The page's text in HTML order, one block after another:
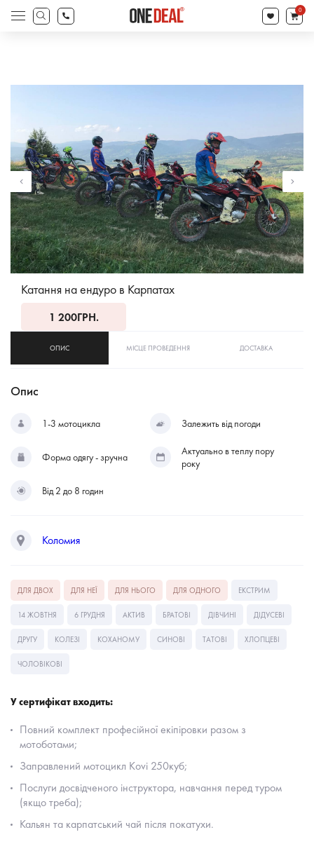
search
Products
search
0
Катання на ендуро в Карпатах
1 200ГРН.
ОПИС МІСЦЕ ПРОВЕДЕННЯ ДОСТАВКА
Опис
1-3 мотоцикла Залежить від погоди
Форма одягу - зручна
Актуально в теплу пору
року
Від 2 до 8 годин
Коломия
ДЛЯ ДВОХ ДЛЯ НЕЇ ДЛЯ НЬОГО ДЛЯ ОДНОГО ЕКСТРИМ
14 ЖОВТНЯ 6 ГРУДНЯ АКТИВ БРАТОВІ ДІВЧИНІ ДІДУСЕВІ
ДРУГУ КОЛЕЗІ КОХАНОМУ СИНОВІ ТАТОВІ ХЛОПЦЕВІ
ЧОЛОВІКОВІ
У сертифікат входить:
Повний комплект професійної екіпіровки разом з
мотоботами;
Заправлений мотоцикл Кovі 250куб;
Послуги досвідченого інструктора, навчання перед туром
(якщо треба);
Кальян та карпатський чай після покатухи.